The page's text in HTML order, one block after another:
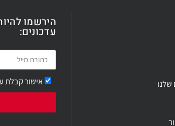
שלנו
הירשמו
עדכונים:
אישור קבלת